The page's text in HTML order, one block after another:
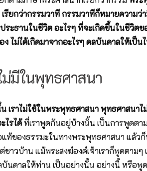
รียกว่ากรรมวาที กรรมวาทีก็หมายความว่
ะธานในชีวิต อะไรๆ ที่จะเกิดขึ้นในชีวิตข
ง ไม่ได้เกิดมาจากอะไรๆ ดลบันดาลให้เป็น
มีในพุทธศาสนา
เราไม่ใช้ในพระพุทธศาสนา พุทธศาสนาไ
ไรได้ที่เราพูดกันอยู่บ้างนั้น เป็นการพูดตา
แท้ของธรรมะในทางพระพุทธศาสนา แล้ว
ชาวบ้าน แม้พระสงฆ์องค์เจ้าเราก็พูดตามๆ
นดาลให้ท่าน เป็นอย่างนั้น อย่างนี้ หรือพู